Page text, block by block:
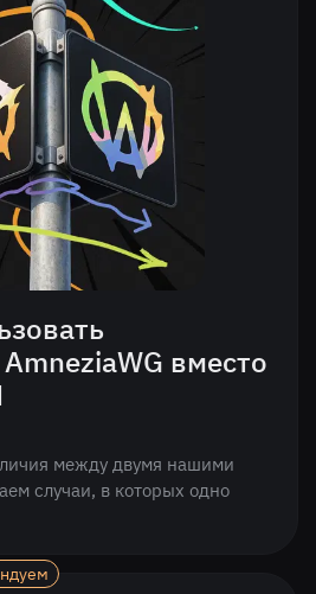
вместо
между двумя нашими
случаи, в которых одно